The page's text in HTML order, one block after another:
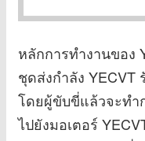
หลักการทำงานของ
ชุดส่งกำลัง YECVT
โดยผู้ขับขี่แล้วจะท
ไปยังมอเตอร์